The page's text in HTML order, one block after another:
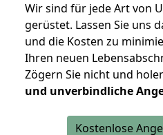
Wir sind für jede Art von
gerüstet. Lassen Sie uns
und die Kosten zu
Ihren neuen
Zögern Sie nicht und
und unverbindliche
Kostenlose